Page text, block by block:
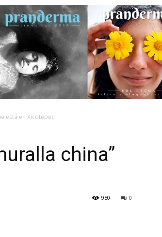
está en Xicotepec
china”
0
950